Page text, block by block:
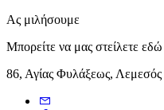
Ας μιλήσουμε
Μπορείτε να μας στείλετε εδώ
86, Αγίας Φυλάξεως, Λεμεσός